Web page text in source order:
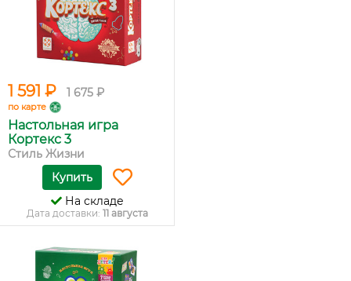
1 591 ₽ 1 675 ₽
по карте
Настольная игра
Кортекс 3
Стиль Жизни
Купить
На складе
Дата доставки: 11 августа